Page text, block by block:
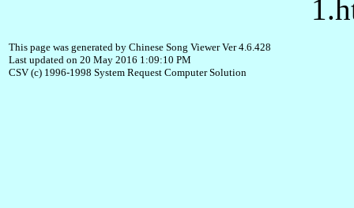
This page was generated by Chinese Song Viewer Ver 4.6.428
Last updated on 20 May 2016 1:09:10 PM
CSV (c) 1996-1998 System Request Computer Solution